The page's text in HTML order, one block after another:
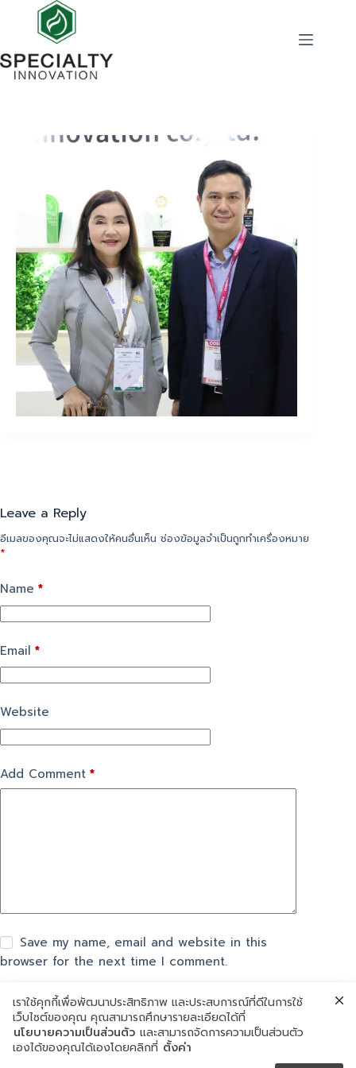
Leave a Reply
อีเมลของคุณจะไม่แสดงให้คนอื่นเห็น ช่องข้อมูลจำเป็นถูกทำเครื่องหมาย
*
Name *
Email *
Website
Add Comment *
Save my name, email and website in this
browser for the next time I comment.
แสดงความเห็น
เราใช้คุกกี้เพื่อพัฒนาประสิทธิภาพ และประสบการณ์ที่ดีในการใช้
เว็บไซต์ของคุณ คุณสามารถศึกษารายละเอียดได้ที่
นโยบายความเป็นส่วนตัว และสามารถจัดการความเป็นส่วนตัว
เองได้ของคุณได้เองโดยคลิกที่ ตั้งค่า